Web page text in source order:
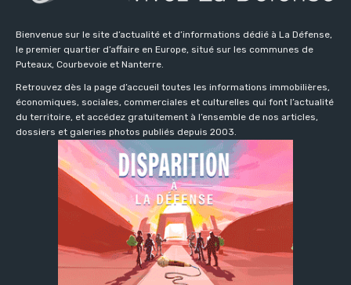
Bienvenue sur le site d’actualité et d’informations dédié à La Défense,
le premier quartier d’affaire en Europe, situé sur les communes de
Puteaux, Courbevoie et Nanterre.
Retrouvez dès la page d’accueil toutes les informations immobilières,
économiques, sociales, commerciales et culturelles qui font l’actualité
du territoire, et accédez gratuitement à l’ensemble de nos articles,
dossiers et galeries photos publiés depuis 2003.